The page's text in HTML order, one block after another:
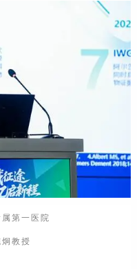
第一医院
教授